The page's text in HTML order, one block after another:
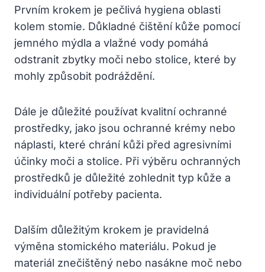
Prvním krokem je pečlivá hygiena oblasti
kolem stomie. Důkladné čištění kůže pomocí
jemného mýdla a vlažné vody pomáhá
odstranit zbytky moči nebo stolice, které by
mohly způsobit podráždění.
Dále je důležité používat kvalitní ochranné
prostředky, jako jsou ochranné krémy nebo
náplasti, které chrání kůži před agresivními
účinky moči a stolice. Při výběru ochranných
prostředků je důležité zohlednit typ kůže a
individuální potřeby pacienta.
Dalším důležitým krokem je pravidelná
výměna stomického materiálu. Pokud je
materiál znečištěný nebo nasákne moč nebo